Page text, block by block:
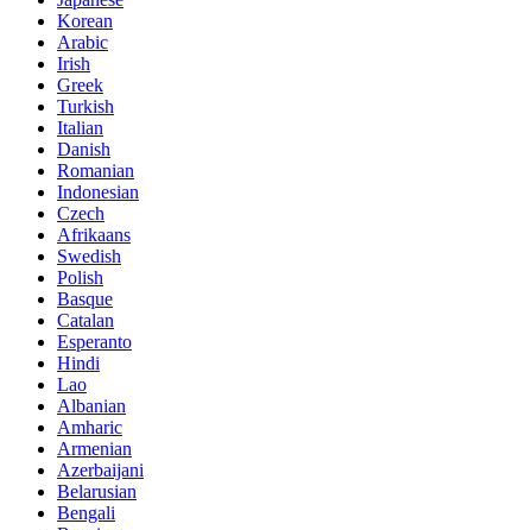
Korean
Arabic
Irish
Greek
Turkish
Italian
Danish
Romanian
Indonesian
Czech
Afrikaans
Swedish
Polish
Basque
Catalan
Esperanto
Hindi
Lao
Albanian
Amharic
Armenian
Azerbaijani
Belarusian
Bengali